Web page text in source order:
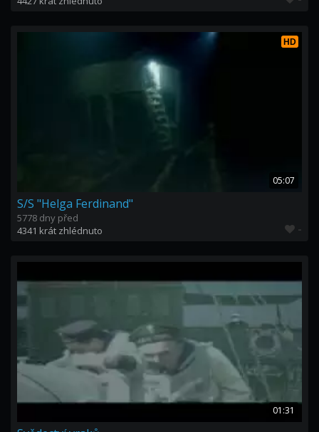
HD
05:07
S/S "Helga Ferdinand"
5778 dny před
4341 krát zhlédnuto
-
01:31